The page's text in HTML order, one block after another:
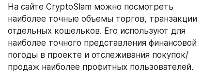
На сайте СryptoSlam можно посмотреть
наиболее точные объемы торгов, транзакции
отдельных кошельков. Его используют для
наиболее точного представления финансовой
погоды в проекте и отслеживания покупок/
продаж наиболее профитных пользователей.